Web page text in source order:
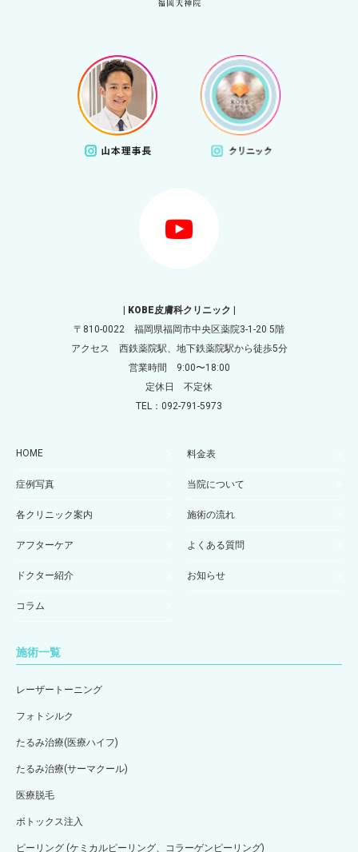
| KOBE皮膚科クリニック |
〒810-0022 福岡県福岡市中央区薬院3-1-20 5階
アクセス 西鉄薬院駅、地下鉄薬院駅から徒歩5分
営業時間 9:00〜18:00
定休日 不定休
TEL：092-791-5973
HOME 料金表
症例写真 当院について
各クリニック案内 施術の流れ
アフターケア よくある質問
ドクター紹介 お知らせ
コラム
施術一覧
レーザートーニング
フォトシルク
たるみ治療(医療ハイフ)
たるみ治療(サーマクール)
医療脱毛
ボトックス注入
ピーリング (ケミカルピーリング、コラーゲンピーリング)